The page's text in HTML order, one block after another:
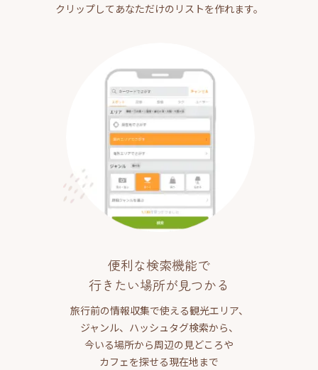
クリップしてあなただけのリストを作れます。
便利な検索機能で
行きたい場所が見つかる
旅行前の情報収集で使える観光エリア、
ジャンル、ハッシュタグ検索から、
今いる場所から周辺の見どころや
カフェを探せる現在地まで